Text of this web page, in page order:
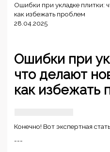
Ошибки при укладке плитки:
как избежать проблем
28.04.2025
Ошибки при
что делают
как избежать
Конечно! Вот экспертная
---